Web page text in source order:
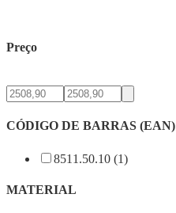
Preço
CÓDIGO DE BARRAS (EAN)
8511.50.10 (1)
MATERIAL